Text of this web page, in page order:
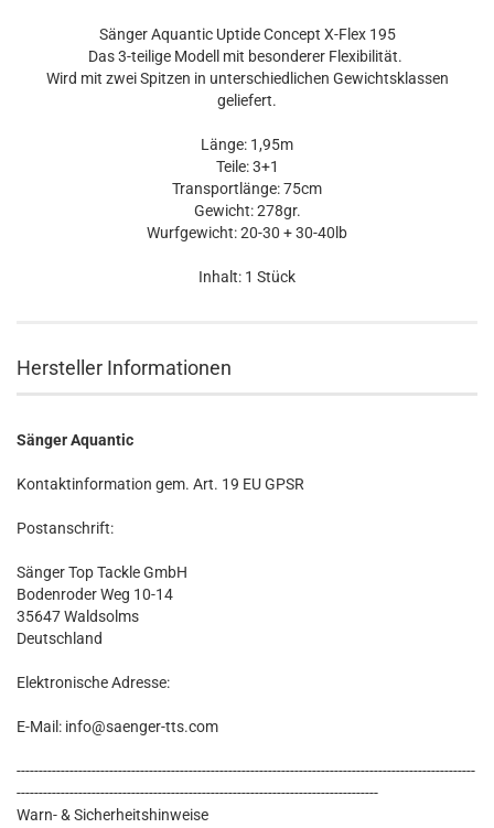
Sänger Aquantic Uptide Concept X-Flex 195
Das 3-teilige Modell mit besonderer Flexibilität.
Wird mit zwei Spitzen in unterschiedlichen Gewichtsklassen
geliefert.
Länge: 1,95m
Teile: 3+1
Transportlänge: 75cm
Gewicht: 278gr.
Wurfgewicht: 20-30 + 30-40lb
Inhalt: 1 Stück
Hersteller Informationen
Sänger Aquantic
Kontaktinformation gem. Art. 19 EU GPSR
Postanschrift:
Sänger Top Tackle GmbH
Bodenroder Weg 10-14
35647 Waldsolms
Deutschland
Elektronische Adresse:
E-Mail: info@saenger-tts.com
--------------------------------------------------------------------------------------------------------
----------------------------------------------------------------------------------
Warn- & Sicherheitshinweise